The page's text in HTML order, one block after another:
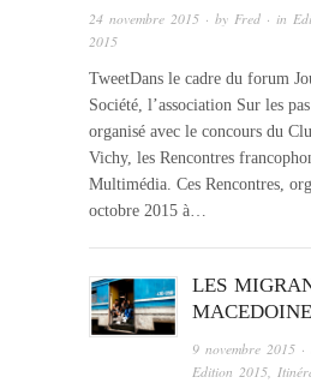
24 novembre 2015 · by Fred · in
2015
TweetDans le cadre du forum
Société, l’association Sur les
organisé avec le concours du
Vichy, les Rencontres
Multimédia. Ces Rencontres,
octobre 2015 à…
LES
MACEDOINE
9 novembre 2015
Edition 2015,